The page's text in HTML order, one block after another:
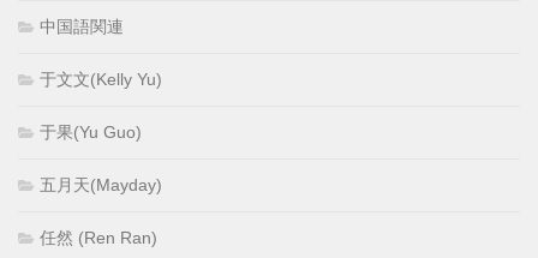
中国語関連
于文文(Kelly Yu)
于果(Yu Guo)
五月天(Mayday)
任然 (Ren Ran)